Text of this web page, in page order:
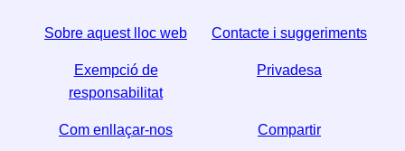
Sobre aquest lloc web Contacte i suggeriments
Exempció de
responsabilitat
Privadesa
Com enllaçar-nos Compartir